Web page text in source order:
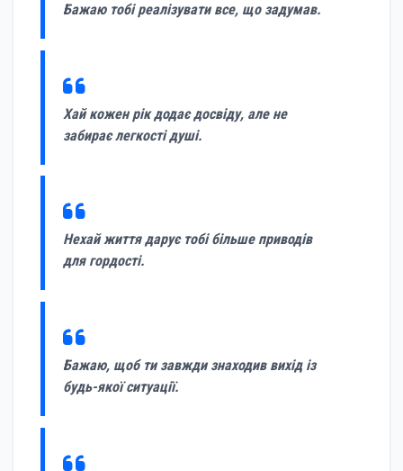
Бажаю тобі реалізувати все, що задумав.
Хай кожен рік додає досвіду, але не
забирає легкості душі.
Нехай життя дарує тобі більше приводів
для гордості.
Бажаю, щоб ти завжди знаходив вихід із
будь-якої ситуації.